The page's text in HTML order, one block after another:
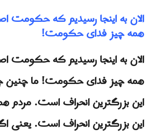
الان به اینجا رسیدیم که
همه چیز فدای حکومت!
الان به اینجا رسیدیم که
همه چیز فدای حکومت! ما چنین
این بزرگترین انحراف است. مردم
این بزرگترین انحراف است. یعنی